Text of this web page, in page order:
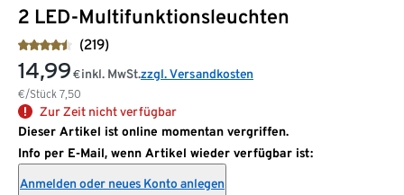
2 LED-Multifunktionsleuchten
(219)
14,99 €
€/Stück 7,50
inkl. MwSt.zzgl. Versandkosten
Zur Zeit nicht verfügbar
Dieser Artikel ist online momentan vergriffen.
Info per E-Mail, wenn Artikel wieder verfügbar ist:
Anmelden oder neues Konto anlegen